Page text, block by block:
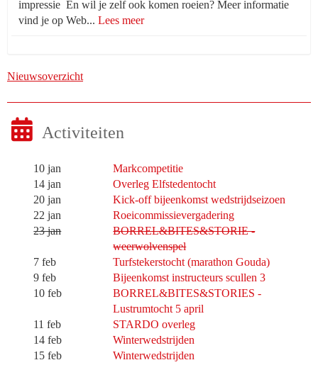
impressie En wil je zelf ook komen roeien? Meer informatie
vind je op Web... Lees meer
Nieuwsoverzicht
Activiteiten
10 jan
Markcompetitie
14 jan
Overleg Elfstedentocht
20 jan
Kick-off bijeenkomst wedstrijdseizoen
22 jan
Roeicommissievergadering
23 jan
BORREL&BITES&STORIE -
weerwolvenspel
7 feb
Turfstekerstocht (marathon Gouda)
9 feb
Bijeenkomst instructeurs scullen 3
10 feb
BORREL&BITES&STORIES -
Lustrumtocht 5 april
11 feb
STARDO overleg
14 feb
Winterwedstrijden
15 feb
Winterwedstrijden